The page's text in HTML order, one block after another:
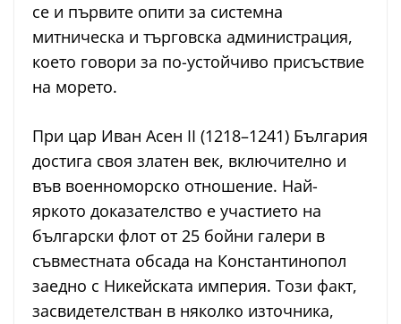
се и първите опити за системна
митническа и търговска администрация,
което говори за по-устойчиво присъствие
на морето.
При цар Иван Асен II (1218–1241) България
достига своя златен век, включително и
във военноморско отношение. Най-
яркото доказателство е участието на
български флот от 25 бойни галери в
съвместната обсада на Константинопол
заедно с Никейската империя. Този факт,
засвидетелстван в няколко източника,